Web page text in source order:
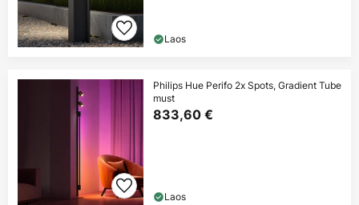
Laos
Philips Hue Perifo 2x Spots, Gradient Tube
must
833,60 €
Laos